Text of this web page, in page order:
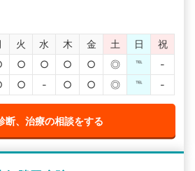
火 水 木 金 土 日
祝
○ ○ ○ ○ ◎ ℡
-
○ - ○ ○ ◎ ℡ -
断、治療の相談をする